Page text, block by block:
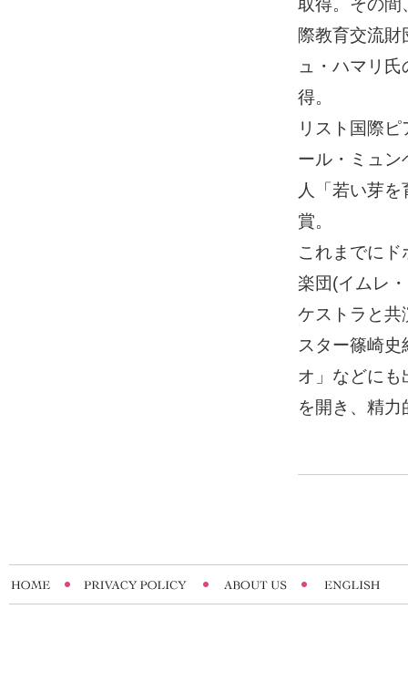
取得。その間
際教育交流
ュ・ハマリ
得。
リスト国際
ール・ミュ
人「若い芽
賞。
これまでに
楽団(イムレ
ケストラと共
スター篠崎史
オ」などにも
を開き、精